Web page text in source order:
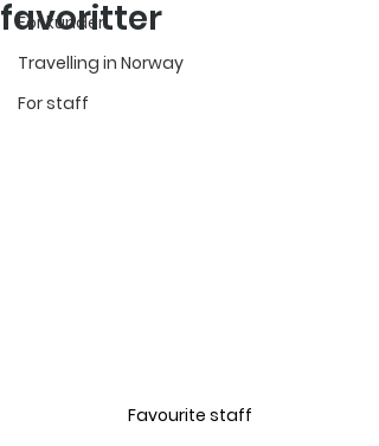
For kunder
Travelling in Norway
For staff
favoritter
Favourite staff